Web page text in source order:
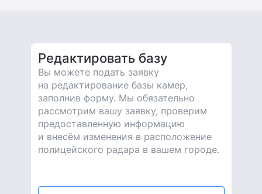
Редактировать базу
Вы можете подать заявку
на редактирование базы камер,
заполнив форму. Мы обязательно
рассмотрим вашу заявку, проверим
предоставленную информацию
и внесём изменения в расположение
полицейского радара в вашем городе.